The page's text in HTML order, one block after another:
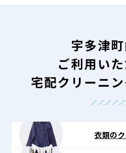
宇多津
ご利用い
宅配クリーニ
衣類の